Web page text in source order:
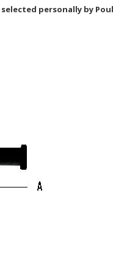
personally by